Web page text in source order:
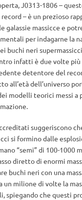
J0313-1806 –
– è un prezioso
galassie massicce e
per indagarne la
buchi neri
infatti è due volte più
detentore del
all’età dell’universo
modelli teorici messi a
suggeriscono
si formino dalle
“semi” di 100-1000
diretto di enormi
buchi neri con una
un milione di volte la
spiegando che questi